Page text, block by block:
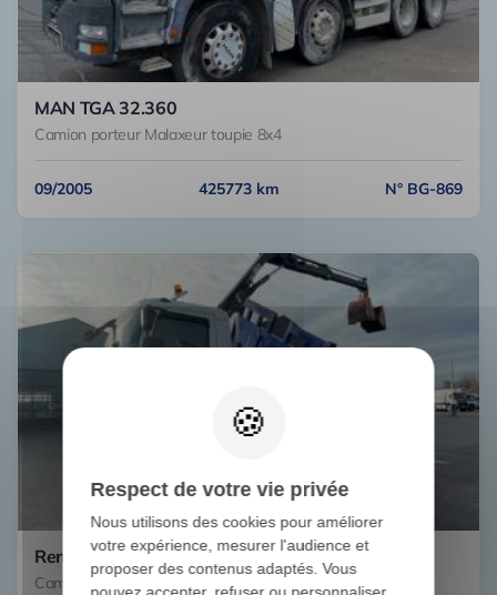
MAN TGA 32.360
Camion porteur Malaxeur toupie 8x4
09/2005 425773 km N° BG-869
Renault D210.13 NARROW
Camion porteur Benne - Tri-benne grue 4x2
Respect de votre vie privée
Nous utilisons des cookies pour améliorer
votre expérience, mesurer l'audience et
proposer des contenus adaptés. Vous